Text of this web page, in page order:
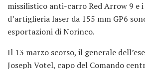
missilistico anti-carro Red Arrow 9 e i
d’artiglieria laser da 155 mm GP6
esportazioni di Norinco.
Il 13 marzo scorso, il generale
Joseph Votel, capo del Comando